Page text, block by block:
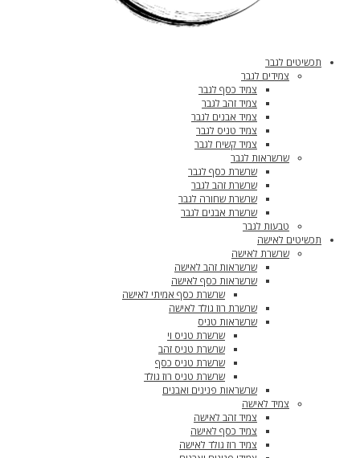
תכשיטים לגבר
צמידים לגבר
צמיד כסף לגבר
צמיד זהב לגבר
צמיד אבנים לגבר
צמיד טניס לגבר
צמיד קשיח לגבר
שרשראות לגבר
שרשרת כסף לגבר
שרשרת זהב לגבר
שרשרת שחורה לגבר
שרשרת אבנים לגבר
טבעות לגבר
תכשיטים לאישה
שרשרת לאישה
שרשראות זהב לאישה
שרשראות כסף לאישה
שרשרת כסף אמיתי לאישה
שרשרת רוז גולד לאישה
שרשראות טניס
שרשרת טניס וי
שרשרת טניס זהב
שרשרת טניס כסף
שרשרת טניס רוז גולד
שרשראות פנינים ואבנים
צמיד לאישה
צמיד זהב לאישה
צמיד כסף לאישה
צמיד רוז גולד לאישה